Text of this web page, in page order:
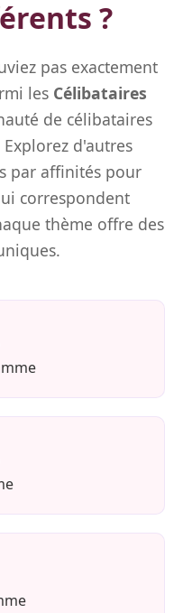
?
pas exactement
les Célibataires
de célibataires
d'autres
par affinités pour
correspondent
thème offre des